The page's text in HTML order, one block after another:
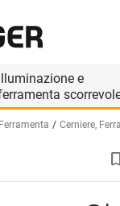
e
Ferramenta Cerniere,
Accessori